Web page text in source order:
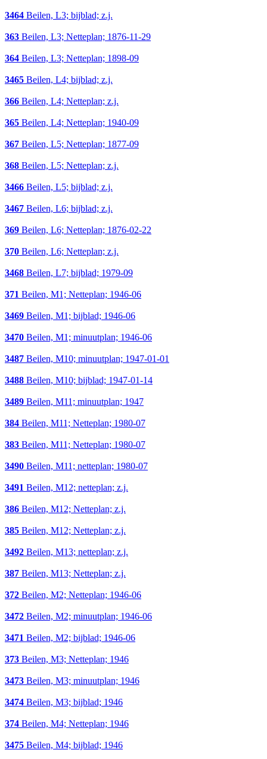
3464 Beilen, L3; bijblad; z.j.
363 Beilen, L3; Netteplan; 1876-11-29
364 Beilen, L3; Netteplan; 1898-09
3465 Beilen, L4; bijblad; z.j.
366 Beilen, L4; Netteplan; z.j.
365 Beilen, L4; Netteplan; 1940-09
367 Beilen, L5; Netteplan; 1877-09
368 Beilen, L5; Netteplan; z.j.
3466 Beilen, L5; bijblad; z.j.
3467 Beilen, L6; bijblad; z.j.
369 Beilen, L6; Netteplan; 1876-02-22
370 Beilen, L6; Netteplan; z.j.
3468 Beilen, L7; bijblad; 1979-09
371 Beilen, M1; Netteplan; 1946-06
3469 Beilen, M1; bijblad; 1946-06
3470 Beilen, M1; minuutplan; 1946-06
3487 Beilen, M10; minuutplan; 1947-01-01
3488 Beilen, M10; bijblad; 1947-01-14
3489 Beilen, M11; minuutplan; 1947
384 Beilen, M11; Netteplan; 1980-07
383 Beilen, M11; Netteplan; 1980-07
3490 Beilen, M11; netteplan; 1980-07
3491 Beilen, M12; netteplan; z.j.
386 Beilen, M12; Netteplan; z.j.
385 Beilen, M12; Netteplan; z.j.
3492 Beilen, M13; netteplan; z.j.
387 Beilen, M13; Netteplan; z.j.
372 Beilen, M2; Netteplan; 1946-06
3472 Beilen, M2; minuutplan; 1946-06
3471 Beilen, M2; bijblad; 1946-06
373 Beilen, M3; Netteplan; 1946
3473 Beilen, M3; minuutplan; 1946
3474 Beilen, M3; bijblad; 1946
374 Beilen, M4; Netteplan; 1946
3475 Beilen, M4; bijblad; 1946